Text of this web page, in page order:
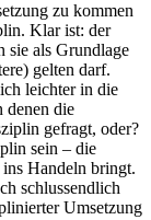
zu kommen
Klar ist: der
als Grundlage
gelten darf.
leichter in die
denen die
gefragt, oder?
sein – die
Handeln bringt.
schlussendlich
Umsetzung